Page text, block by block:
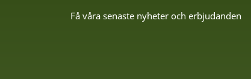
Få våra senaste nyheter och erbjudanden